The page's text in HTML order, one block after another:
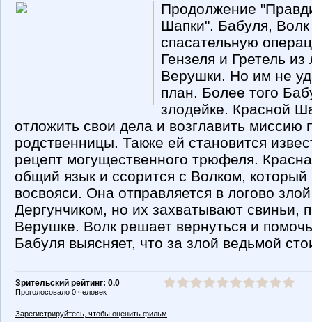
Продолжение
Шапки". Бабуля, Волк
спасательную
Гензеля и Гретель
Верушки. Но им не
план. Более того
злодейке. Красной
отложить свои дела и возглавить миссию
родственницы. Также ей становится
рецепт могущественного трюфеля.
общий язык и ссорится с Волком, который
восвояси. Она отправляется в логово
Дергунчиком, но их захватывают свиньи,
Верушке. Волк решает вернуться и
Бабуля выясняет, что за злой ведьмой
Зрительский рейтинг: 0.0
Проголосовало 0 человек
Зарегистрируйтесь, чтобы оценить фильм